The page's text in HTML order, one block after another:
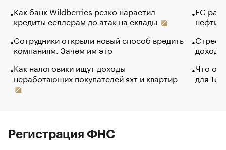
Как банк Wildberries резко нарастил
кредиты селлерам до атак на склады
Сотрудники открыли новый способ вредить
компаниям. Зачем им это
Как налоговики ищут доходы
неработающих покупателей яхт и квартир
ЕС
нефти
Что
для
Регистрация ФНС